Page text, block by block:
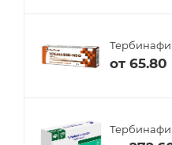
от 65.80